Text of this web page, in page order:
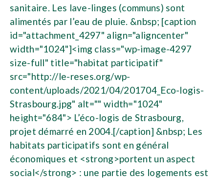
sanitaire. Les lave-linges (communs) sont
alimentés par l’eau de pluie. &nbsp; [caption
id="attachment_4297" align="aligncenter"
width="1024"]<img class="wp-image-4297
size-full" title="habitat participatif"
src="http://le-reses.org/wp-
content/uploads/2021/04/201704_Eco-logis-
Strasbourg.jpg" alt="" width="1024"
height="684"> L’éco-logis de Strasbourg,
projet démarré en 2004.[/caption] &nbsp; Les
habitats participatifs sont en général
économiques et <strong>portent un aspect
social</strong> : une partie des logements est